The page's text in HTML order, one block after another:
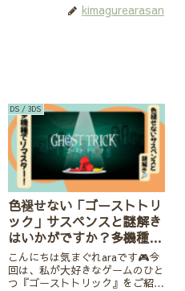
kimagurearasan
DS / 3DS
色褪せない「ゴーストトリ
ック」サスペンスと謎解き
はいかがですか？多機種で
リマスター！
こんにちは気まぐれaraです🎮今
回は、私が大好きなゲームのひと
つ『ゴーストトリック』をご紹介